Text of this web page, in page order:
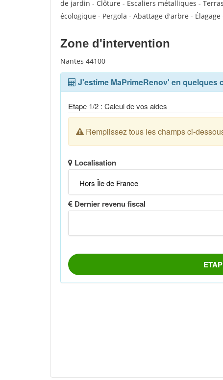
de jardin - Clôture - Escaliers métalliques -
écologique - Pergola - Abattage d'arbre -
Zone d'intervention
Nantes 44100